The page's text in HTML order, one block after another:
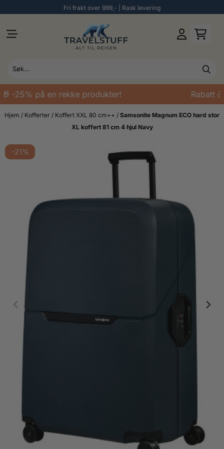
Fri frakt over 999,- | Rask levering
-25% på en rekke produkter! Rabatt
Hjem / Kofferter / Koffert XXL 80 cm++ / Samsonite Magnum ECO hard stor
XL koffert 81 cm 4 hjul Navy
-21%